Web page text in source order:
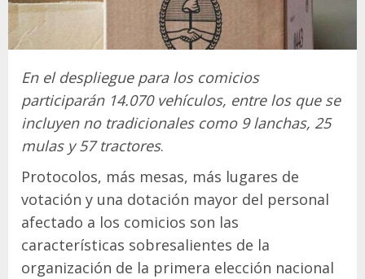
En el despliegue para los comicios
participarán 14.070 vehículos, entre los que se
incluyen no tradicionales como 9 lanchas, 25
mulas y 57 tractores.
Protocolos, más mesas, más lugares de
votación y una dotación mayor del personal
afectado a los comicios son las
características sobresalientes de la
organización de la primera elección nacional